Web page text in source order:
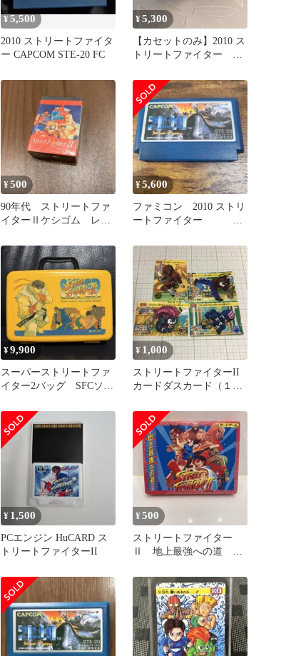
¥5,500
2010 ストリートファイタ
ー CAPCOM STE-20 FC
¥5,300
【カセットのみ】2010 ス
トリートファイター フ
¥500
90年代 ストリートファ
イターⅡケシゴム レト
¥5,600
ファミコン 2010 ストリ
ートファイター ニ
¥9,900
スーパーストリートファ
イター2バッグ SFCソフ
玩具
¥ 1,000
ストリートファイターII
カードダスカード（１９
¥ 1,500
PCエンジン HuCARD ス
トリートファイターII
¥500
ストリートファイター
Ⅱ 地上最強への道 カ